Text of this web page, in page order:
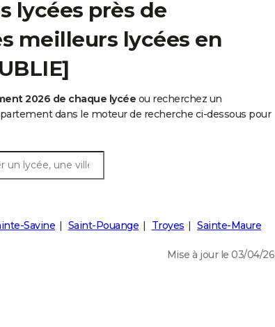
lycées près de
meilleurs lycées en
2026 de chaque lycée ou recherchez un
dans le moteur de recherche ci-dessous pour
Savine Saint-Pouange Troyes Sainte-Maure
Mise à jour le 03/04/26